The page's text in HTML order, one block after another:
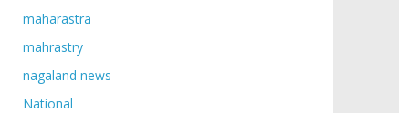
maharastra
mahrastry
nagaland news
National